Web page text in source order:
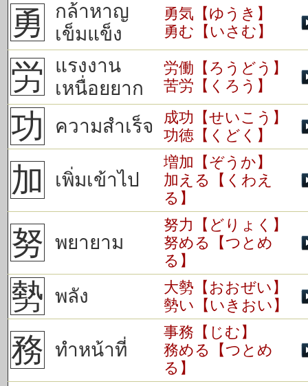
勇
กล้าหาญ
เข็มแข็ง
勇気【ゆうき】
勇む【いさむ】
労
แรงงาน
เหนื่อยยาก
労働【ろうどう】
苦労【くろう】
功 ความสำเร็จ
成功【せいこう】
功徳【くどく】
加 เพิ่มเข้าไป
増加【ぞうか】
加える【くわえ
る】
努 พยายาม
努力【どりょく】
努める【つとめ
る】
勢 พลัง
大勢【おおぜい】
勢い【いきおい】
務 ทำหน้าที่
事務【じむ】
務める【つとめ
る】